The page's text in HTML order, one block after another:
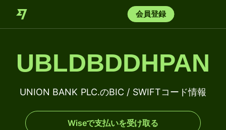
会員登録
UBLDBDDHPAN
UNION BANK PLC.のBIC / SWIFTコード情報
Wiseで支払いを受け取る